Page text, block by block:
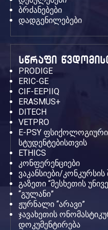
ბრძანებები
დადგენილებები
სწრაფი
PRODIGE
ERIC-GE
CIF-EEPIIQ
ERASMUS+
DITECH
VETPRO
E-PSY
სტუდენტებისთვის
ETHICS
კონფერენციები
ვაკანსიები/კონკურსის
გაზეთი “მესხეთის
“გულანი”
ჟურნალი “არავი”
ჯავახეთის
დოკუმენტირება